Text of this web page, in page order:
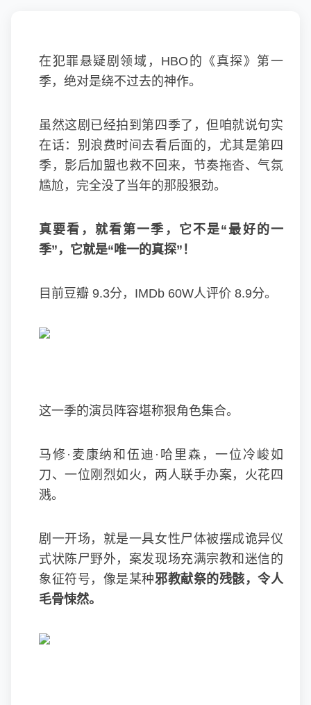
在犯罪悬疑剧领域，HBO的《真探》第一
季，绝对是绕不过去的神作。
虽然这剧已经拍到第四季了，但咱就说句实
在话：别浪费时间去看后面的，尤其是第四
季，影后加盟也救不回来，节奏拖沓、气氛
尴尬，完全没了当年的那股狠劲。
真要看，就看第一季，它不是“最好的一
季”，它就是“唯一的真探”！
目前豆瓣 9.3分，IMDb 60W人评价 8.9分。
这一季的演员阵容堪称狠角色集合。
马修·麦康纳和伍迪·哈里森，一位冷峻如
刀、一位刚烈如火，两人联手办案，火花四
溅。
剧一开场，就是一具女性尸体被摆成诡异仪
式状陈尸野外，案发现场充满宗教和迷信的
象征符号，像是某种邪教献祭的残骸，令人
毛骨悚然。